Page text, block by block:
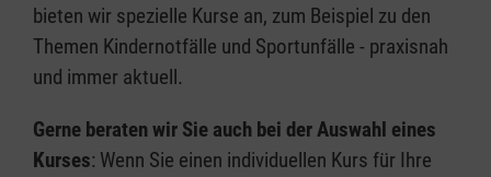
bieten wir spezielle Kurse an, zum Beispiel zu den
Themen Kindernotfälle und Sportunfälle - praxisnah
und immer aktuell.
Gerne beraten wir Sie auch bei der Auswahl eines
Kurses: Wenn Sie einen individuellen Kurs für Ihre